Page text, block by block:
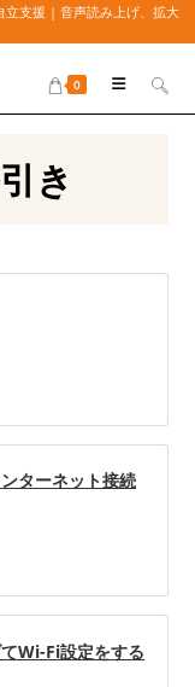
立支援 | 音声読み上げ、拡大
0
き
ターネット接続
Wi-Fi設定をする